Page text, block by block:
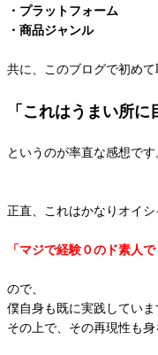
・プラットフォーム
・商品ジャンル
共に、このブログで初めて
「これはうまい所に
というのが率直な感想です
正直、これはかなりオイシ
「マジで経験０のド素人
ので、
僕自身も既に実践してい
その上で、その再現性も身